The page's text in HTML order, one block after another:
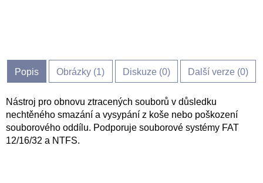
Popis Obrázky (1) Diskuze (0) Další verze (0)
Nástroj pro obnovu ztracených souborů v důsledku
nechtěného smazání a vysypání z koše nebo poškození
souborového oddílu. Podporuje souborové systémy FAT
12/16/32 a NTFS.